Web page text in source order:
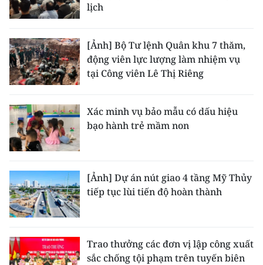
lịch
[Ảnh] Bộ Tư lệnh Quân khu 7 thăm,
động viên lực lượng làm nhiệm vụ
tại Công viên Lê Thị Riêng
Xác minh vụ bảo mẫu có dấu hiệu
bạo hành trẻ mầm non
[Ảnh] Dự án nút giao 4 tầng Mỹ Thủy
tiếp tục lùi tiến độ hoàn thành
Trao thưởng các đơn vị lập công xuất
sắc chống tội phạm trên tuyến biên